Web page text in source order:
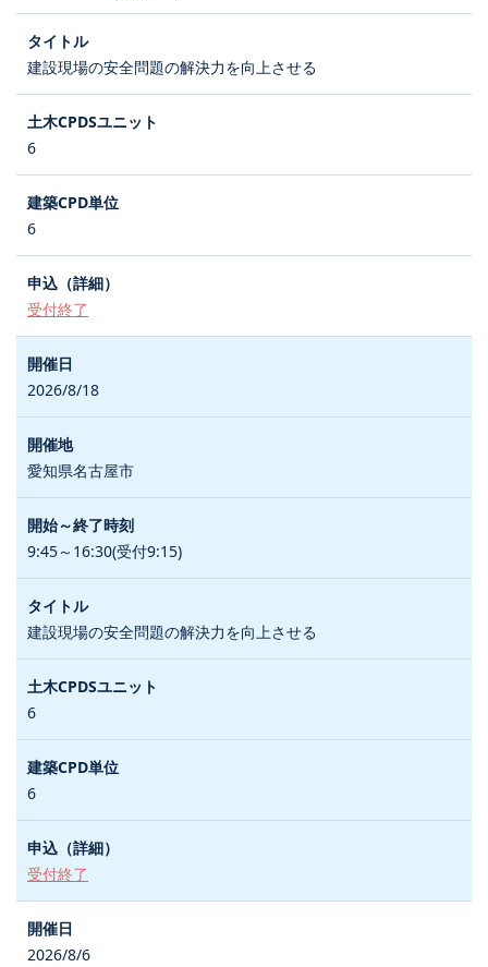
建設現場の安全問題の解決力を向上させる
6
6
受付終了
2026/8/18
愛知県名古屋市
9:45～16:30(受付9:15)
建設現場の安全問題の解決力を向上させる
6
6
受付終了
2026/8/6